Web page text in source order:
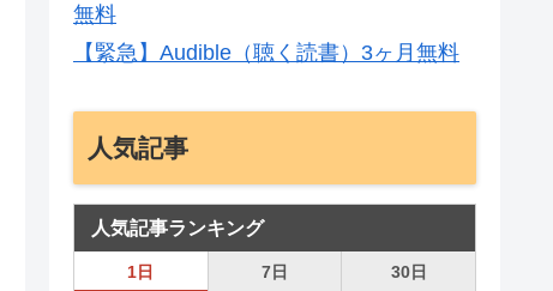
無料
【緊急】Audible（聴く読書）3ヶ月無料
人気記事
人気記事ランキング
1日 7日 30日